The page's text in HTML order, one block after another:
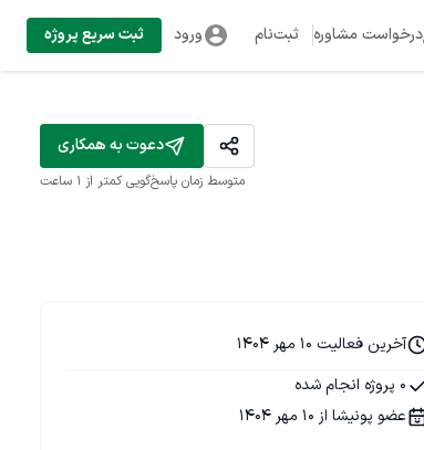
درخواست مشاوره ثبت‌نام ورود ثبت سریع پروژه
دعوت به همکاری
متوسط زمان پاسخ‌گویی کمتر از 1 ساعت
آخرین فعالیت 10 مهر 1404
0 پروژه انجام شده
عضو پونیشا از 10 مهر 1404